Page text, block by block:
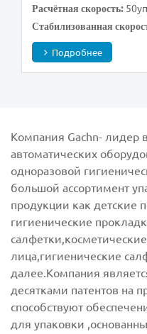
Расчётная скорость:
Стабилизованная
Подробнее
Компания Gachn- лидер
автоматических
одноразовой
большой ассортимент
продукции как детские
гигиенические
лица,гигиенические
далее.Компания
десятками патентов на
способствуют
для упаковки